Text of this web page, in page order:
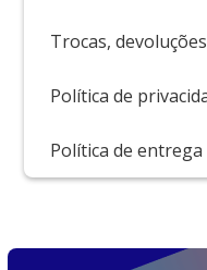
Trocas,
Política de
Política de entrega